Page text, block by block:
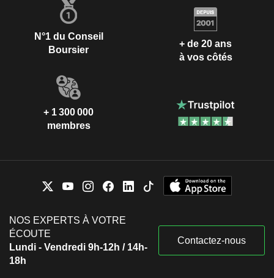
N°1 du Conseil
Boursier
+ de 20 ans
à vos côtés
+ 1 300 000
membres
NOS EXPERTS À VOTRE
ÉCOUTE
Lundi - Vendredi 9h-12h / 14h-
18h
Contactez-nous